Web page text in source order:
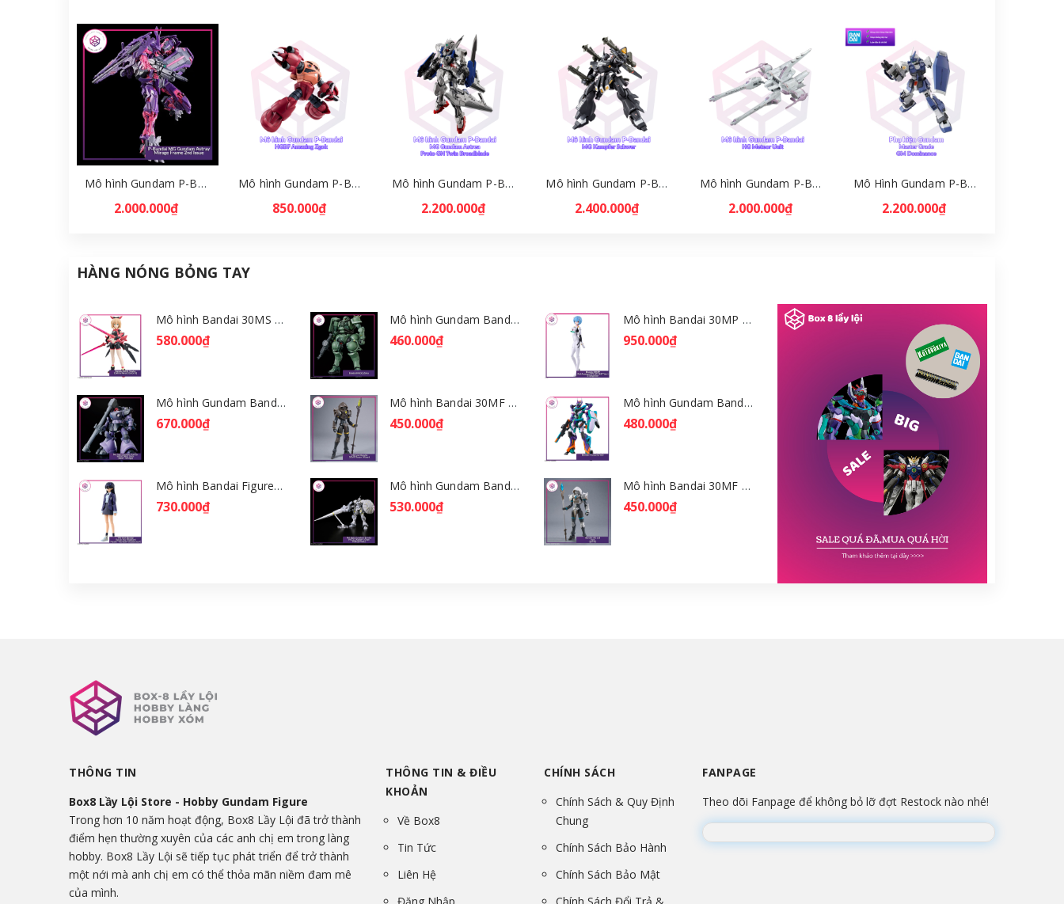
Mô hình Gundam P-Bandai MG Gundam Astray Mirage Frame 2nd Issue [GDB] [BMG]
2.000.000₫
Mô hình Gundam P-Bandai HGBF Amazing Zgok 1/144 [GDB] [BHG]
850.000₫
Mô hình Gundam P-Bandai MG Gundam Astrea + Proto GN Twin Broadblade 1/100 [GDB] [BMG]
2.200.000₫
Mô hình Gundam P-Bandai MG Kampfer Schwer 1/100 [GDB] [BMG]
2.400.000₫
Mô hình Gundam P-Bandai HG Meteor Unit 1/144 [GDB] [BHG]
2.000.000₫
Mô Hình Gundam P-Bandai MG GM Dominance 1/100 Gundam Build Divers [GDB] [BMG]
2.200.000₫
HÀNG NÓNG BỎNG TAY
Mô hình Bandai 30MS Tiasha (Dahlia Wear) [Color B] [GDB] [30MS]
580.000₫
Mô hình Gundam Bandai HGGQ Zaku 1/144 – MSG GQuuuuuuX [GDB] [BHG]
460.000₫
Mô hình Bandai 30MP Rei Ayanami (PLUG SUIT Ver.) – Evangelion [GDB] [30MP]
950.000₫
Mô hình Gundam Bandai HGGQ Rick Dom (Gaia / Ortega) 1/144 [GDB] [BHG]
670.000₫
Mô hình Bandai 30MF Rosan Wizard [GDB] [30MF]
450.000₫
Mô hình Gundam Bandai HGGQ GFreD 1/144 [GDB] [BHG]
480.000₫
Mô hình Bandai Figure-rise Standard Nyaan - Gundam GQuuuuuuX [GDB] [FRS]
730.000₫
Mô hình Gundam Bandai HGGQ Xavier's Gyan Hakuji-Packs 1/144 [GDB] [BHG]
530.000₫
Mô hình Bandai 30MF Liber Wizard [GDB] [30MF]
450.000₫
THÔNG TIN
Box8 Lầy Lội Store - Hobby Gundam Figure
Trong hơn 10 năm hoạt động, Box8 Lầy Lội đã trở thành
điểm hẹn thường xuyên của các anh chị em trong làng
hobby. Box8 Lầy Lội sẽ tiếp tục phát triển để trở thành
một nới mà anh chị em có thể thỏa mãn niềm đam mê
của mình.
THÔNG TIN & ĐIỀU
KHOẢN
Về Box8
Tin Tức
Liên Hệ
CHÍNH SÁCH
Chính Sách & Quy Định
Chung
Chính Sách Bảo Hành
Chính Sách Bảo Mật
FANPAGE
Theo dõi Fanpage để không bỏ lỡ đợt Restock nào nhé!
Đang lắp ráp Fanpage...